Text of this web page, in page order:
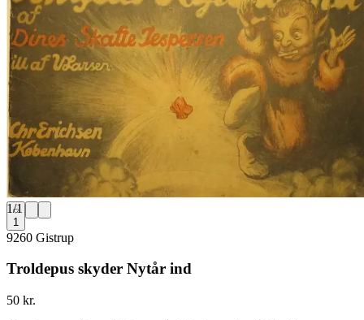
1/1
1
9260 Gistrup
Troldepus skyder Nytår ind
50 kr.